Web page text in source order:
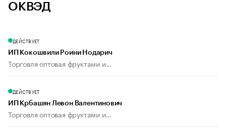
ОКВЭД
ДЕЙСТВУЕТ
ИП Кокошвили Роини Нодарич
Торговля оптовая фруктами и...
ДЕЙСТВУЕТ
ИП Крбашян Левон Валентинович
Торговля оптовая фруктами и...